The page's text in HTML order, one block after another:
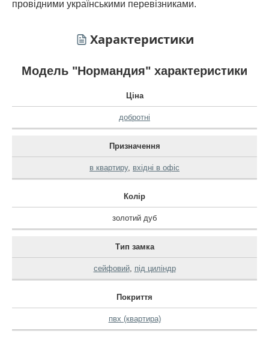
провідними українськими перевізниками.
Характеристики
Модель "Нормандия" характеристики
Ціна
добротні
Призначення
в квартиру, вхідні в офіс
Колір
золотий дуб
Тип замка
сейфовий, під циліндр
Покриття
пвх (квартира)